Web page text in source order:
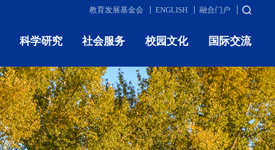
教育发展基金会 ENGLISH 融合门户
科学研究 社会服务 校园文化 国际交流